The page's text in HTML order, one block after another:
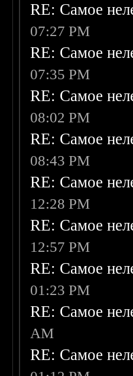
RE: Самое
07:27 PM
RE: Самое
07:35 PM
RE: Самое
08:02 PM
RE: Самое
08:43 PM
RE: Самое
12:28 PM
RE: Самое
12:57 PM
RE: Самое
01:23 PM
RE: Самое
AM
RE: Самое